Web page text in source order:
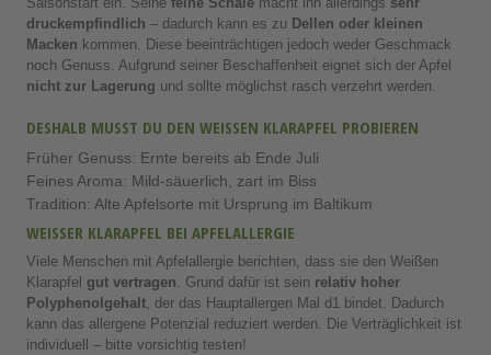
druckempfindlich – dadurch kann es zu Dellen oder kleinen
Macken kommen. Diese beeinträchtigen jedoch weder Geschmack
noch Genuss. Aufgrund seiner Beschaffenheit eignet sich der Apfel
nicht zur Lagerung und sollte möglichst rasch verzehrt werden.
DESHALB MUSST DU DEN WEISSEN KLARAPFEL PROBIEREN
Früher Genuss: Ernte bereits ab Ende Juli
Feines Aroma: Mild-säuerlich, zart im Biss
Tradition: Alte Apfelsorte mit Ursprung im Baltikum
WEISSER KLARAPFEL BEI APFELALLERGIE
Viele Menschen mit Apfelallergie berichten, dass sie den Weißen
Klarapfel gut vertragen. Grund dafür ist sein relativ hoher
Polyphenolgehalt, der das Hauptallergen Mal d1 bindet. Dadurch
kann das allergene Potenzial reduziert werden. Die Verträglichkeit ist
individuell – bitte vorsichtig testen!